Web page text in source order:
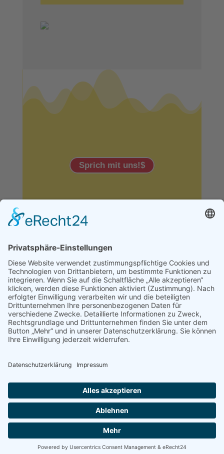
Sprich mit uns!$
Menschen Hannover e.V.
Limburgstraße 3
Tel.: 0511 368468 -0
Auf Jobsuche?$
SITEMAP
DATENSCHUTZERKLÄRUNG
BARRIEREFREIHEIT